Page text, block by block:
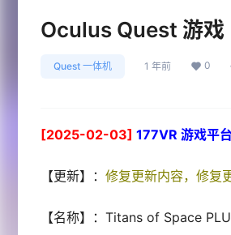
Oculus Quest 游
Quest 一体机 1 年前 0
[2025-02-03] 177VR 游戏平
【更新】： 修复更新内容，修复
【名称】：Titans of Space